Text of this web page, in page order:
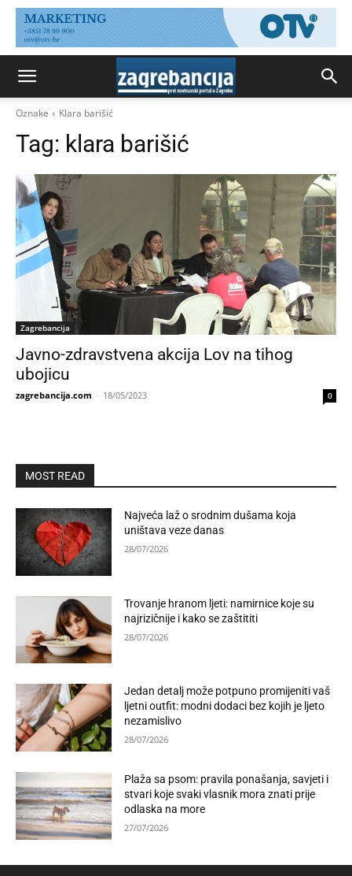
Oznake Klara barišić
Tag: klara barišić
Zagrebancija
Javno-zdravstvena akcija Lov na tihog
ubojicu
zagrebancija.com - 18/05/2023 0
MOST READ
Najveća laž o srodnim dušama koja
uništava veze danas
28/07/2026
Trovanje hranom ljeti: namirnice koje su
najrizičnije i kako se zaštititi
28/07/2026
Jedan detalj može potpuno promijeniti vaš
ljetni outfit: modni dodaci bez kojih je ljeto
nezamislivo
28/07/2026
Plaža sa psom: pravila ponašanja, savjeti i
stvari koje svaki vlasnik mora znati prije
odlaska na more
27/07/2026